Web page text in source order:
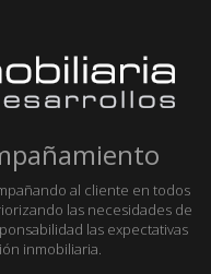
al cliente en todos
las necesidades de
las expectativas
inmobiliaria.